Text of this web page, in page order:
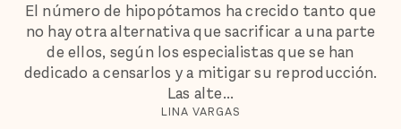
El número de hipopótamos ha crecido tanto que
no hay otra alternativa que sacrificar a una parte
de ellos, según los especialistas que se han
dedicado a censarlos y a mitigar su reproducción.
Las alte...
LINA VARGAS